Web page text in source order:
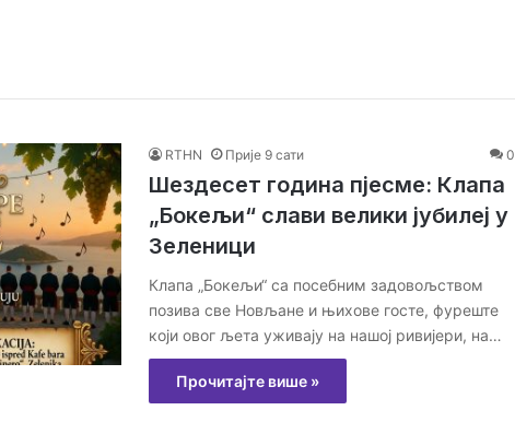
RTHN Прије 9 сати 0
Шездесет година пјесме: Клапа
„Бокељи“ слави велики јубилеј у
Зеленици
Клапа „Бокељи“ са посебним задовољством
позива све Новљане и њихове госте, фуреште
који овог љета уживају на нашој ривијери, на…
Прочитајте више »